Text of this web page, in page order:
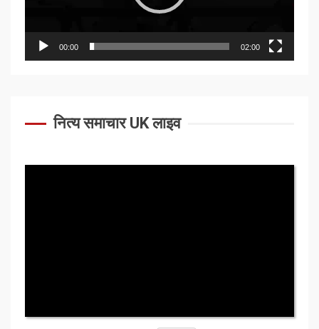
00:00 02:00
नित्य समाचार UK लाइव